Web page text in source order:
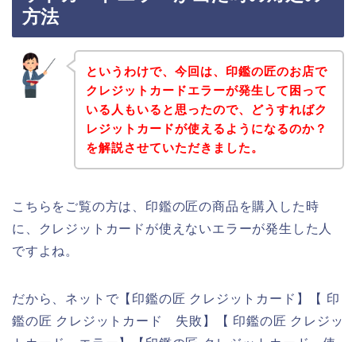
方法
というわけで、今回は、印鑑の匠のお店で
クレジットカードエラーが発生して困って
いる人もいると思ったので、どうすればク
レジットカードが使えるようになるのか？
を解説させていただきました。
こちらをご覧の方は、印鑑の匠の商品を購入した時
に、クレジットカードが使えないエラーが発生した人
ですよね。
だから、ネットで【印鑑の匠 クレジットカード】【 印
鑑の匠 クレジットカード 失敗】【 印鑑の匠 クレジッ